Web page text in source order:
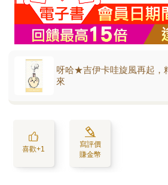
呀哈★吉伊卡哇旋風再起，
來
喜歡+1
寫評價
賺金幣